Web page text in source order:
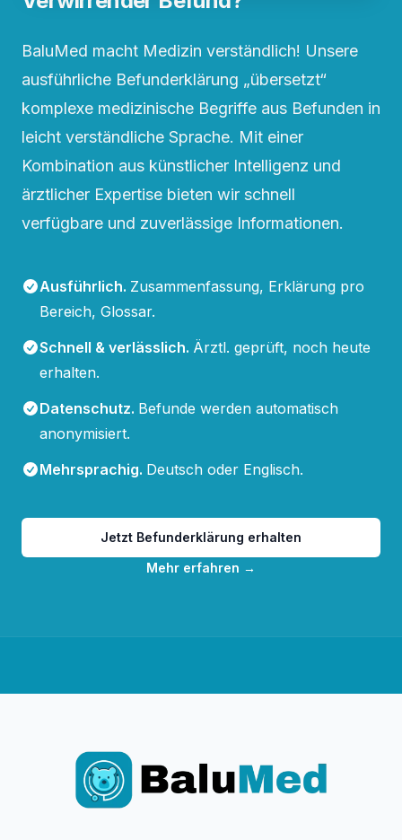
BaluMed macht Medizin verständlich! Unsere
ausführliche Befunderklärung „übersetzt“
komplexe medizinische Begriffe aus Befunden in
leicht verständliche Sprache. Mit einer
Kombination aus künstlicher Intelligenz und
ärztlicher Expertise bieten wir schnell
verfügbare und zuverlässige Informationen.
Ausführlich. Zusammenfassung, Erklärung pro
Bereich, Glossar.
Schnell & verlässlich. Ärztl. geprüft, noch heute
erhalten.
Datenschutz. Befunde werden automatisch
anonymisiert.
Mehrsprachig. Deutsch oder Englisch.
Jetzt Befunderklärung erhalten
Mehr erfahren →